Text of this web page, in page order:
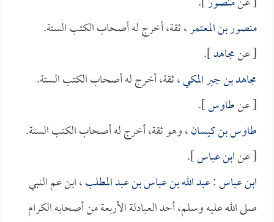
منصور بن المعتمر، ثقة، أخرج له أصحاب الكتب الستة.
[ عنمجاهد].
مجاهد بن جبر المكي، ثقة، أخرج له أصحاب الكتب الستة.
[ عنطاوس].
طاوس بن كيسان، وهو ثقة، أخرج له أصحاب الكتب الستة.
[ عنابن عباس].
ابن عباس:عبد الله بن عباس بن عبد المطلب، ابن عم النبي
صلى الله عليه وسلم، أحد العبادلة الأربعة من أصحابه الكرام